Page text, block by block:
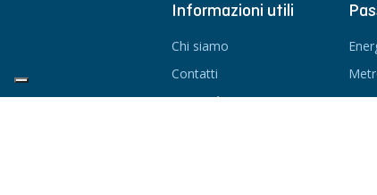
Informazioni utili
Chi siamo
Contatti
Curiosità